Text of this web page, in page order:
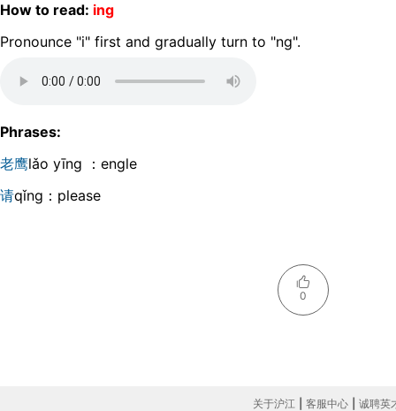
How to read: ing
Pronounce "i" first and gradually turn to "ng".
Phrases:
老鹰lǎo yīnɡ ：engle
请qǐnɡ：please
0
关于沪江 客服中心
诚聘英